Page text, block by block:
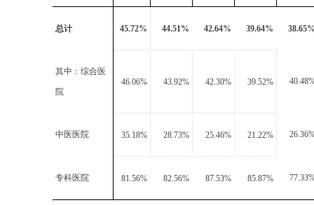
总计 45.72% 44.51% 42.64% 39.64%
其中： 综合医
院
46.06% 43.92% 42.30% 39.52%
中医医院 35.18% 28.73% 25.46% 21.22%
专科医院 81.56% 82.56% 87.53% 85.87%